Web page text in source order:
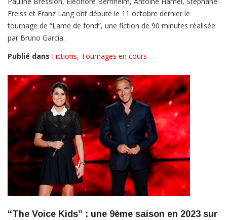
Freiss et Franz Lang ont débuté le 11 octobre dernier le
tournage de “Lame de fond”, une fiction de 90 minutes réalisée
par Bruno Garcia.
Publié dans Fictions, Tournages en cours
“The Voice Kids” : une 9ème saison en 2023 sur